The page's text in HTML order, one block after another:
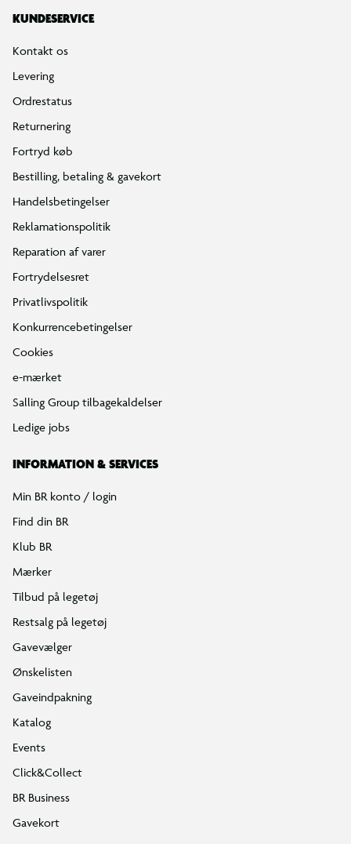
KUNDESERVICE
Kontakt os
Levering
Ordrestatus
Returnering
Fortryd køb
Bestilling, betaling & gavekort
Handelsbetingelser
Reklamationspolitik
Reparation af varer
Fortrydelsesret
Privatlivspolitik
Konkurrencebetingelser
Cookies
e-mærket
Salling Group tilbagekaldelser
Ledige jobs
INFORMATION & SERVICES
Min BR konto / login
Find din BR
Klub BR
Mærker
Tilbud på legetøj
Restsalg på legetøj
Gavevælger
Ønskelisten
Gaveindpakning
Katalog
Events
Click&Collect
BR Business
Gavekort